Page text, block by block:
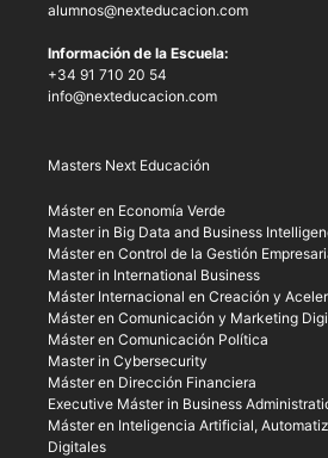
alumnos@nexteducacion.com
Información de la Escuela:
+34 91 710 20 54
info@nexteducacion.com
Masters Next Educación
Máster en Economía Verde
Master in Big Data and Business
Máster en Control de la Gestión
Master in International Business
Máster Internacional en Creación y
Máster en Comunicación y Marketing
Máster en Comunicación Política
Master in Cybersecurity
Máster en Dirección Financiera
Executive Máster in Business
Máster en Inteligencia Artificial,
Digitales